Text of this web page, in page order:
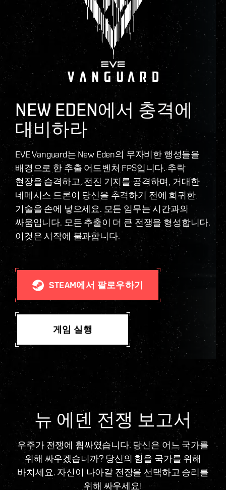
NEW EDEN에서 충격에
대비하라
EVE Vanguard는 New Eden의 무자비한 행성들을
배경으로 한 추출 어드벤처 FPS입니다. 추락
현장을 습격하고, 전진 기지를 공격하며, 거대한
네메시스 드론이 당신을 추격하기 전에 희귀한
기술을 손에 넣으세요. 모든 임무는 시간과의
싸움입니다. 모든 추출이 더 큰 전쟁을 형성합니다.
이것은 시작에 불과합니다.
STEAM에서 팔로우하기
게임 실행
뉴 에덴 전쟁 보고서
우주가 전쟁에 휩싸였습니다. 당신은 어느 국가를
위해 싸우겠습니까? 당신의 힘을 국가를 위해
바치세요. 자신이 나아갈 전장을 선택하고 승리를
위해 싸우세요!